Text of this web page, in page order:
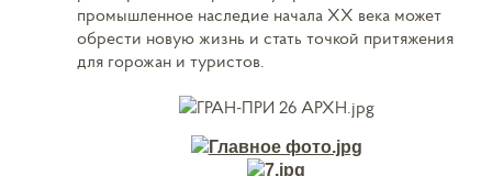
промышленное наследие начала XX века может
обрести новую жизнь и стать точкой притяжения
для горожан и туристов.